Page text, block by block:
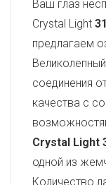
Ваш глаз
Crystal Light
предлагаем
соединения
качества с
Crystal Light
одной из
Количество